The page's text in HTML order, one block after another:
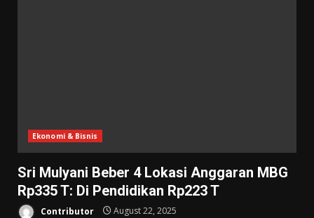
Ekonomi & Bisnis
Sri Mulyani Beber 4 Lokasi Anggaran MBG
Rp335 T: Di Pendidikan Rp223 T
Contributor August 22, 2025